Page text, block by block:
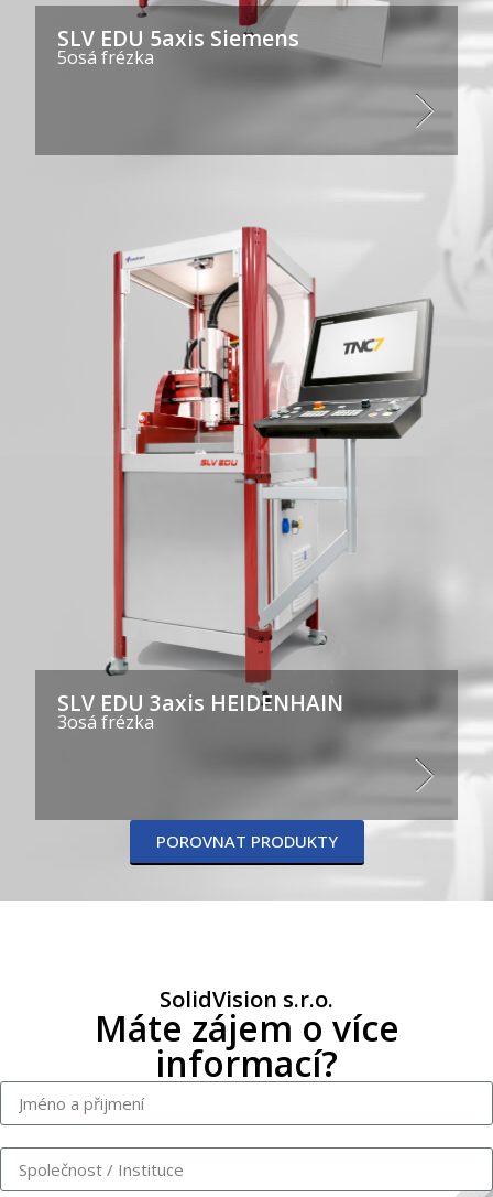
SLV EDU 5axis Siemens
5osá frézka
SLV EDU 3axis HEIDENHAIN
3osá frézka
POROVNAT PRODUKTY
SolidVision s.r.o.
Máte zájem o více
informací?